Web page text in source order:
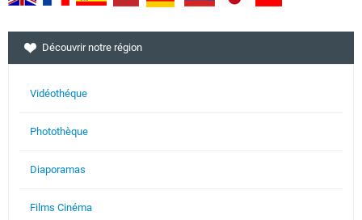
Découvrir notre région
Vidéothéque
Photothèque
Diaporamas
Films Cinéma